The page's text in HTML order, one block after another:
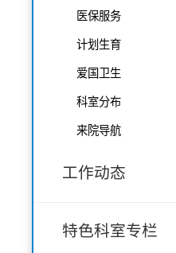
医保服务
计划生育
爱国卫生
科室分布
来院导航
工作动态
特色科室专栏